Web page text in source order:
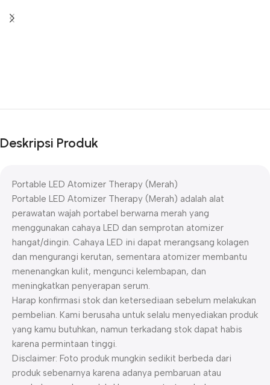
Deskripsi Produk
Portable LED Atomizer Therapy (Merah)
Portable LED Atomizer Therapy (Merah) adalah alat
perawatan wajah portabel berwarna merah yang
menggunakan cahaya LED dan semprotan atomizer
hangat/dingin. Cahaya LED ini dapat merangsang kolagen
dan mengurangi kerutan, sementara atomizer membantu
menenangkan kulit, mengunci kelembapan, dan
meningkatkan penyerapan serum.
Harap konfirmasi stok dan ketersediaan sebelum melakukan
pembelian. Kami berusaha untuk selalu menyediakan produk
yang kamu butuhkan, namun terkadang stok dapat habis
karena permintaan tinggi.
Disclaimer: Foto produk mungkin sedikit berbeda dari
produk sebenarnya karena adanya pembaruan atau